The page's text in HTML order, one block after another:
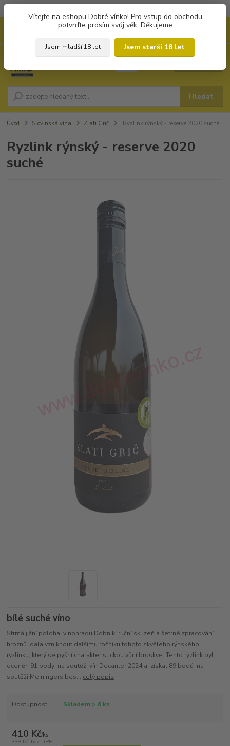
Vítejte na eshopu Dobré vínko! Pro vstup do obchodu
potvrďte prosím svůj věk. Děkujeme
Jsem mladší 18 let
Jsem starší 18 let
Hledat
Úvod Slovinská vína Zlati Grič Ryzlink rýnský - reserve 2020 suché
Ryzlink rýnský - reserve 2020
suché
bílé suché víno
Strmá jižní poloha vinohradu Dobnik, ruční sklizeň a šetrné zpracování
hroznů dala vzniknout dalšímu ročníku tohoto skvělého rýnského
ryzlinku, který se pyšní charakteristickou vůní broskve. Tento ryzlink byl
oceněn 91 body na soutěži vín Decanter 2024 a získal 89 bodů na
soutěži Meiningers bes... celý popis
Dostupnost Skladem > 6 ks
410 Kč/ks
339 Kč bez DPH